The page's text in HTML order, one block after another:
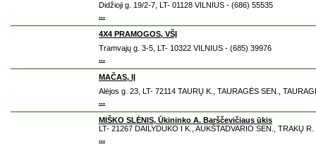
Didžioji g. 19/2-7, LT- 01128 VILNIUS - (686) 55535
...
4X4 PRAMOGOS, VŠĮ
Tramvajų g. 3-5, LT- 10322 VILNIUS - (685) 39976
...
MAČAS, IĮ
Alėjos g. 23, LT- 72114 TAURŲ K., TAURAGĖS SEN.,
...
MIŠKO SLĖNIS, Ūkininko A. Barščevičiaus ūkis
LT- 21267 DAILYDUKO I K., AUKŠTADVARIO SEN., TRAKŲ
...